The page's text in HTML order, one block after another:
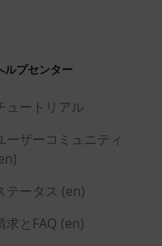
ルプセンター
ュートリアル
ーザーコミュニティ
テータス (en)
求とFAQ (en)